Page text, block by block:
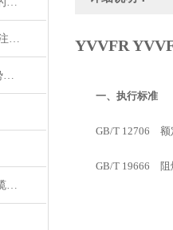
YFFBG扁电缆的安装和维护注意事项是什么
为何选择YGCB扁电缆？优势与技术详解
确保安全：本安防爆控制电缆在工业中的重要性
YVVFR
一、执行标准
GB/T 12706 额
GB/T 19666 阻